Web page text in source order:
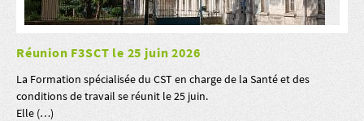
Réunion F3SCT le 25 juin 2026
La Formation spécialisée du CST en charge de la Santé et des
conditions de travail se réunit le 25 juin.
Elle (…)